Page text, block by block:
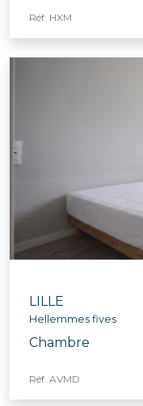
Réf. HXM
LILLE
Hellemmes fives
Chambre
Réf. AVMD